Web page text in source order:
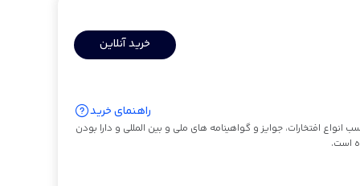
خرید آنلاین
راهنمای خرید
افتخارات، جوایز و گواهینامه های ملی و بین المللی و دارا بودن
است.